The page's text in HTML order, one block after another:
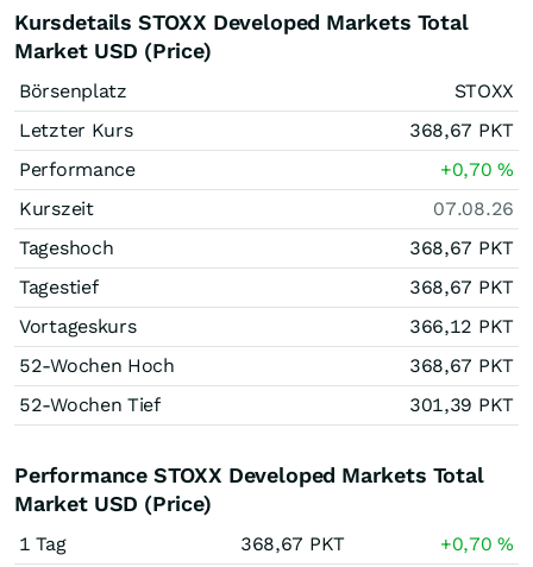
Kursdetails STOXX Developed Markets Total
Market USD (Price)
Börsenplatz
STOXX
Letzter Kurs
368,67 PKT
Performance
+0,70%
Kurszeit
07.08.26
Tageshoch
368,67 PKT
Tagestief
368,67 PKT
Vortageskurs
366,12 PKT
52-Wochen Hoch
368,67 PKT
52-Wochen Tief
301,39 PKT
Performance STOXX Developed Markets Total
Market USD (Price)
1 Tag 368,67 PKT +0,70%